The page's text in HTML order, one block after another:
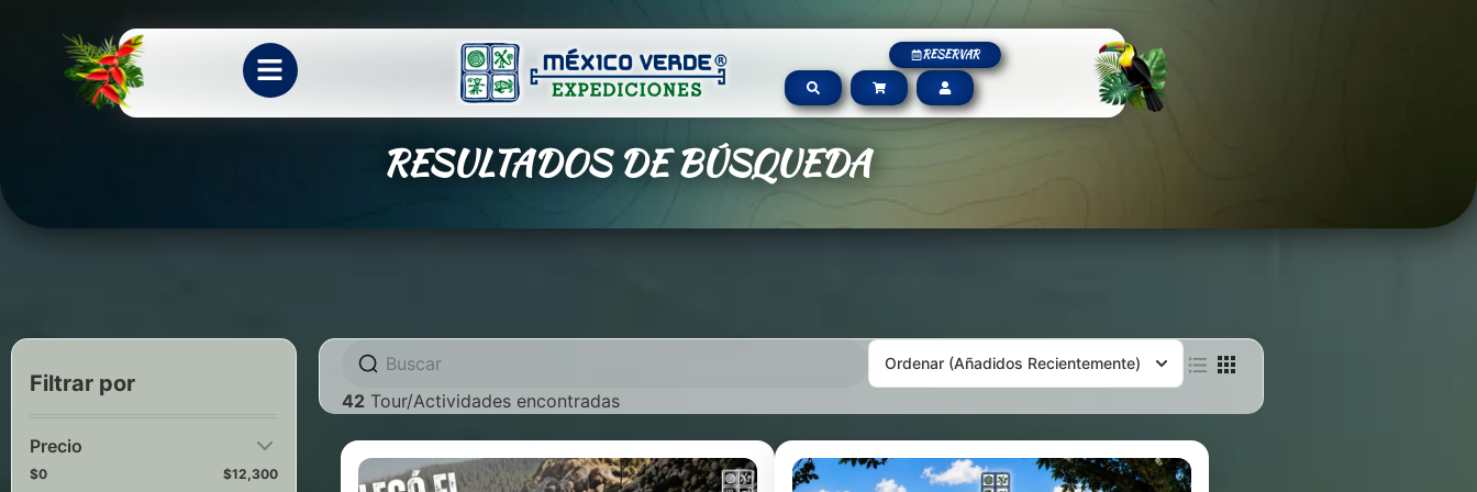
RESERVAR
RESULTADOS DE BÚSQUEDA
Filtrar por
Precio
$0 $12,300
Ordenar (Añadidos Recientemente)
42 Tour/Actividades encontradas